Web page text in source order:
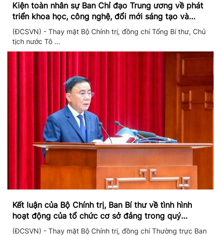
Kiện toàn nhân sự Ban Chỉ đạo Trung ương về phát
triển khoa học, công nghệ, đổi mới sáng tạo và
chuyển đổi số
(ĐCSVN) - Thay mặt Bộ Chính trị, đồng chí Tổng Bí thư, Chủ
tịch nước Tô ...
Kết luận của Bộ Chính trị, Ban Bí thư về tình hình
hoạt động của tổ chức cơ sở đảng trong quý
II/2026
(ĐCSVN) - Thay mặt Bộ Chính trị, đồng chí Thường trực Ban